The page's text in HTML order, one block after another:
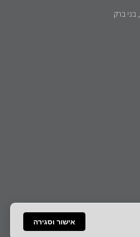
מצדה 7, ב.ס.ר 4, קומה 18, בני ברק
אישור וסגירה